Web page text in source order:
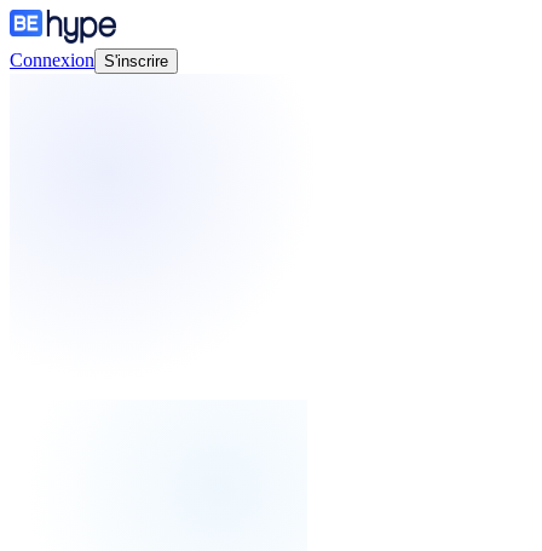
Connexion S'inscrire